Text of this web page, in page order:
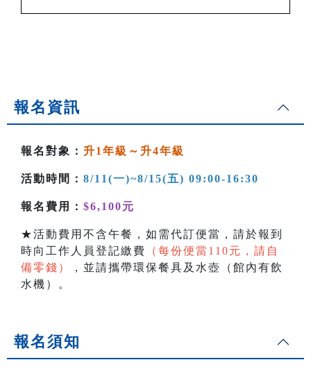
報名資訊
報名對象： 升1年級～升4年級
活動時間： 8/11(一)~8/15(五) 09:00-16:30
報名費用： $6,100元
★活動費用不含午餐，如需代訂便當，請於報到
時向工作人員登記繳費
（每份便當110元，請自
備零錢）
，並請攜帶環保餐具及水壺（館內有飲
水機）。
報名須知